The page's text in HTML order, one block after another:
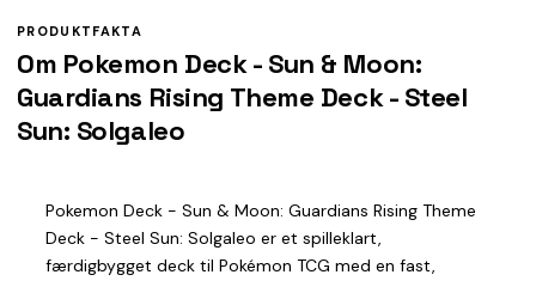
PRODUKTFAKTA
Om Pokemon Deck - Sun & Moon:
Guardians Rising Theme Deck - Steel
Sun: Solgaleo
Pokemon Deck - Sun & Moon: Guardians Rising Theme
Deck - Steel Sun: Solgaleo er et spilleklart,
færdigbygget deck til Pokémon TCG med en fast,